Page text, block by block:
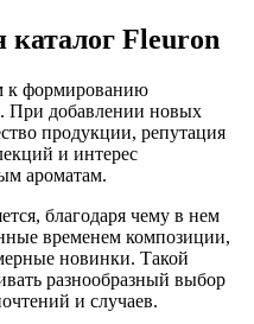
Fleuron
к формированию
При добавлении новых
продукции, репутация
и интерес
ароматам.
благодаря чему в нем
временем композиции,
новинки. Такой
разнообразный выбор
и случаев.